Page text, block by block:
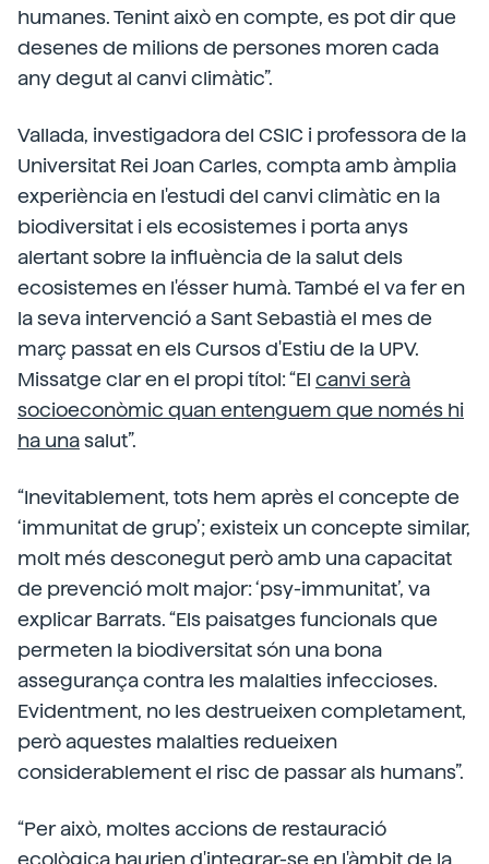
humanes. Tenint això en compte, es pot dir que
desenes de milions de persones moren cada
any degut al canvi climàtic”.
Vallada, investigadora del CSIC i professora de la
Universitat Rei Joan Carles, compta amb àmplia
experiència en l'estudi del canvi climàtic en la
biodiversitat i els ecosistemes i porta anys
alertant sobre la influència de la salut dels
ecosistemes en l'ésser humà. També el va fer en
la seva intervenció a Sant Sebastià el mes de
març passat en els Cursos d'Estiu de la UPV.
Missatge clar en el propi títol: “El canvi serà
socioeconòmic quan entenguem que només hi
ha unasalut”.
“Inevitablement, tots hem après el concepte de
‘immunitat de grup’; existeix un concepte similar,
molt més desconegut però amb una capacitat
de prevenció molt major: ‘psy-immunitat’, va
explicar Barrats. “Els paisatges funcionals que
permeten la biodiversitat són una bona
assegurança contra les malalties infeccioses.
Evidentment, no les destrueixen completament,
però aquestes malalties redueixen
considerablement el risc de passar als humans”.
“Per això, moltes accions de restauració
ecològica haurien d'integrar-se en l'àmbit de la